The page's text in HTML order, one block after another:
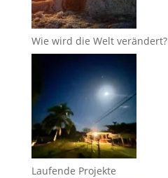
Wie wird die Welt verändert?
Laufende Projekte